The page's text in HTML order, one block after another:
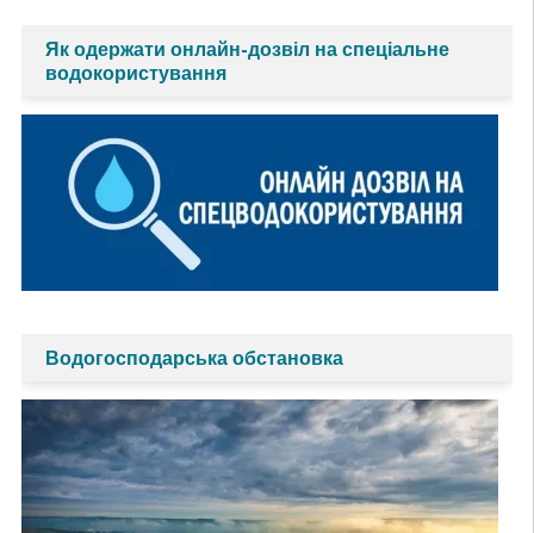
Як одержати онлайн-дозвіл на спеціальне
водокористування
Водогосподарська обстановка